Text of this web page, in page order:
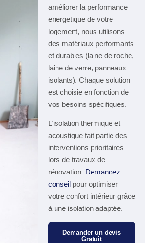
améliorer la performance
énergétique de votre
logement, nous utilisons
des matériaux performants
et durables (laine de roche,
laine de verre, panneaux
isolants). Chaque solution
est choisie en fonction de
vos besoins spécifiques.
L’isolation thermique et
acoustique fait partie des
interventions prioritaires
lors de travaux de
rénovation. Demandez
conseil pour optimiser
votre confort intérieur grâce
à une isolation adaptée.
Demander un devis
Gratuit